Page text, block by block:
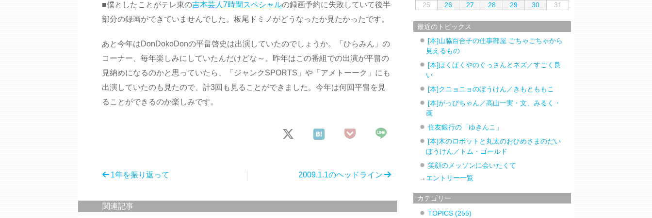
■僕としたことがテレ東の吉本芸人7時間スペシャルの録画予約に失敗していて後半
部分の録画ができていませんでした。板尾ドミノがどうなったか見たかったです。
あと今年はDonDokoDonの平畠啓史は出演していたのでしょうか。「ひらみん」の
コーナー、毎年楽しみにしていたんだけどな～。昨年はこの番組での出演が平畠の
見納めになるのかと思っていたら、「ジャンクSPORTS」や「アメトーーク」にも
出演していたのも見たので、計3回も見ることができました。今年は何回平畠を見
ることができるのか楽しみです。
2009.1.1のヘッドライン
1年を振り返って
関連記事
25
26 27 28 29 30 31
最近のトピックス
[本]山脇百合子の仕事部屋 ごちゃごちゃから
見えるもの
[本]ぱくぱくやのぐっさんとネズ／すごく良
い
[本]クニョニョのぼうけん／きもとももこ
[本]がっぴちゃん／高山一実・文、みるく・
画
住友銀行の「ゆきんこ」
[本]木のロボットと丸太のおひめさまのだい
ぼうけん／トム・ゴールド
笑顔のメッソンに会いたくて
→ エントリー一覧
カテゴリー
TOPICS(255)